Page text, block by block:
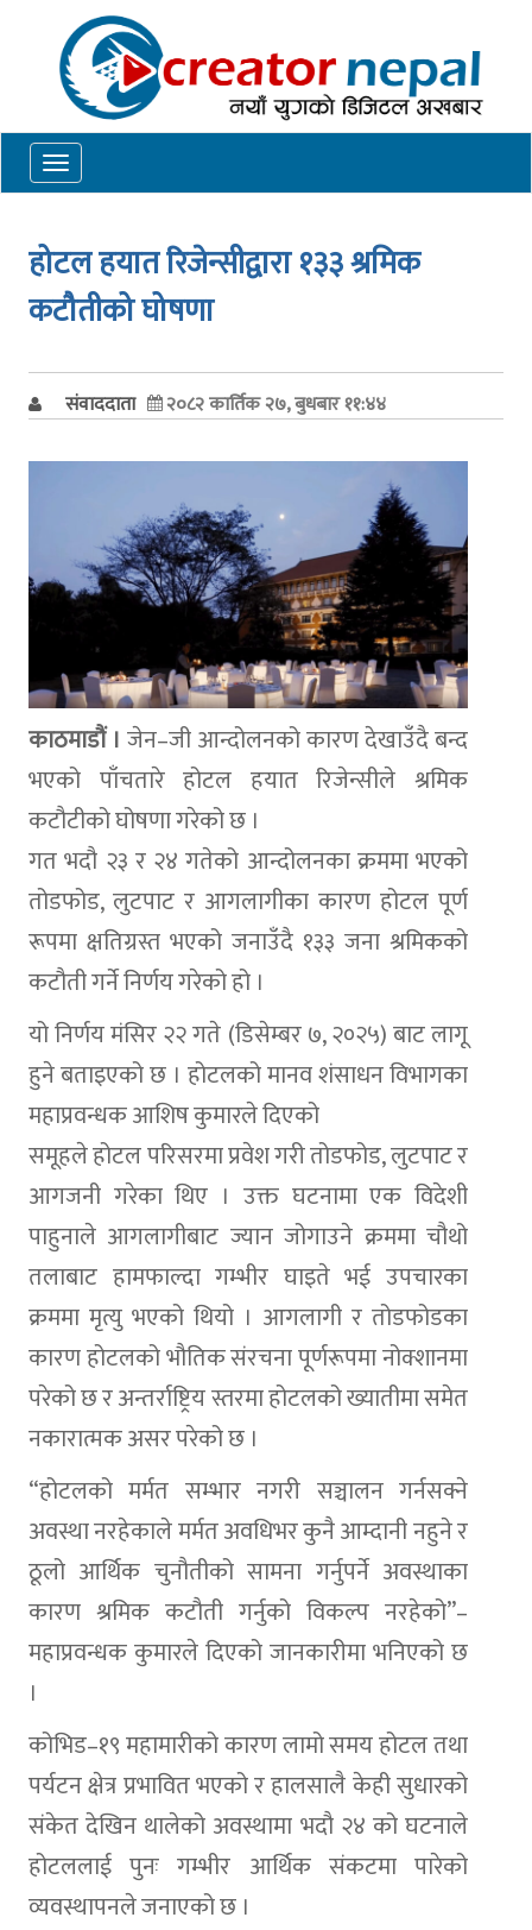
Toggle
navigation
होटल हयात रिजेन्सीद्वारा १३३ श्रमिक
कटौतीको घोषणा
संवाददाता २०८२ कार्तिक २७, बुधबार ११:४४
काठमाडौं । जेन–जी आन्दोलनको कारण देखाउँदै बन्द
भएको पाँचतारे होटल हयात रिजेन्सीले श्रमिक
कटौटीको घोषणा गरेको छ ।
गत भदौ २३ र २४ गतेको आन्दोलनका क्रममा भएको
तोडफोड, लुटपाट र आगलागीका कारण होटल पूर्ण
रूपमा क्षतिग्रस्त भएको जनाउँदै १३३ जना श्रमिकको
कटौती गर्ने निर्णय गरेको हो ।
यो निर्णय मंसिर २२ गते (डिसेम्बर ७, २०२५) बाट लागू
हुने बताइएको छ । होटलको मानव शंसाधन विभागका
महाप्रवन्धक आशिष कुमारले दिएको
समूहले होटल परिसरमा प्रवेश गरी तोडफोड, लुटपाट र
आगजनी गरेका थिए । उक्त घटनामा एक विदेशी
पाहुनाले आगलागीबाट ज्यान जोगाउने क्रममा चौथो
तलाबाट हामफाल्दा गम्भीर घाइते भई उपचारका
क्रममा मृत्यु भएको थियो । आगलागी र तोडफोडका
कारण होटलको भौतिक संरचना पूर्णरूपमा नोक्शानमा
परेको छ र अन्तर्राष्ट्रिय स्तरमा होटलको ख्यातीमा समेत
नकारात्मक असर परेको छ ।
“होटलको मर्मत सम्भार नगरी सञ्चालन गर्नसक्ने
अवस्था नरहेकाले मर्मत अवधिभर कुनै आम्दानी नहुने र
ठूलो आर्थिक चुनौतीको सामना गर्नुपर्ने अवस्थाका
कारण श्रमिक कटौती गर्नुको विकल्प नरहेको”–
महाप्रवन्धक कुमारले दिएको जानकारीमा भनिएको छ
।
कोभिड–१९ महामारीको कारण लामो समय होटल तथा
पर्यटन क्षेत्र प्रभावित भएको र हालसालै केही सुधारको
संकेत देखिन थालेको अवस्थामा भदौ २४ को घटनाले
होटललाई पुनः गम्भीर आर्थिक संकटमा पारेको
व्यवस्थापनले जनाएको छ ।